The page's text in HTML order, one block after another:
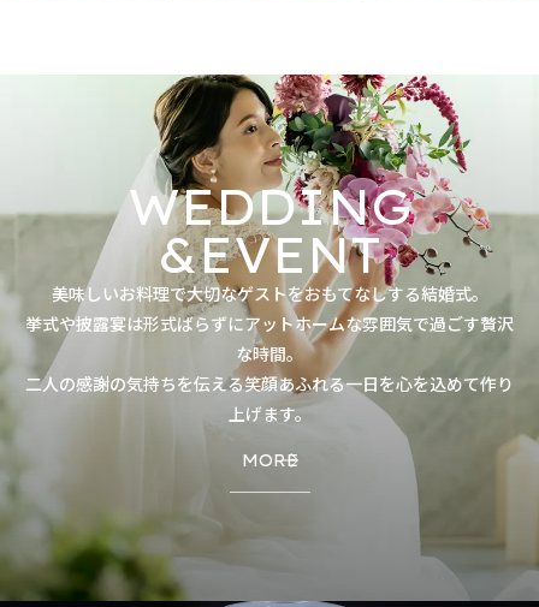
WEDDING
&EVENT
美味しいお料理で大切なゲストをおもてなしする結婚式。
挙式や披露宴は形式ばらずにアットホームな雰囲気で過ごす贅沢
な時間。
二人の感謝の気持ちを伝える笑顔あふれる一日を心を込めて作り
上げます。
MORE